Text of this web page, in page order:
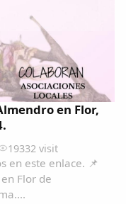
en Flor,
19332 visit
este enlace. 📌
Flor de